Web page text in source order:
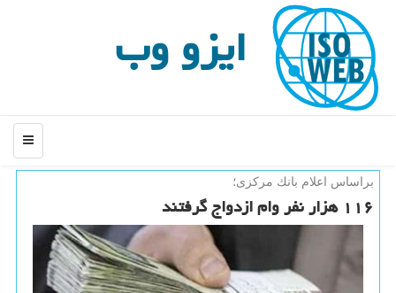
ایزو وب
منو
براساس اعلام بانك مركزی؛
۱۱۶ هزار نفر وام ازدواج گرفتند